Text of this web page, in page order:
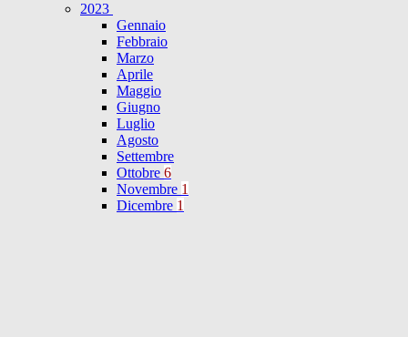
2023
Gennaio
Febbraio
Marzo
Aprile
Maggio
Giugno
Luglio
Agosto
Settembre
Ottobre 6
Novembre 1
Dicembre 1